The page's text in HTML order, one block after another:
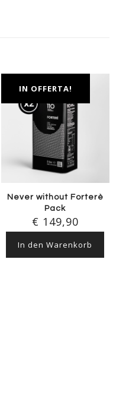
IN OFFERTA!
Never without Forterè
Pack
€ 149,90
In den Warenkorb